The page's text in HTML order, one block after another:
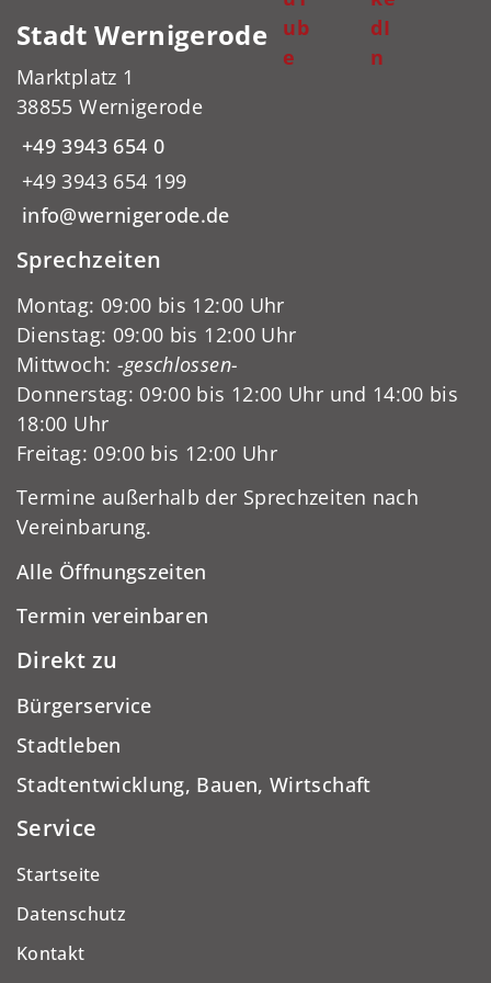
ub
e
dI
n
Stadt Wernigerode
Marktplatz 1
38855 Wernigerode
+49 3943 654 0
+49 3943 654 199
info@wernigerode.de
Sprechzeiten
Montag: 09:00 bis 12:00 Uhr
Dienstag: 09:00 bis 12:00 Uhr
Mittwoch: -geschlossen-
Donnerstag: 09:00 bis 12:00 Uhr und 14:00 bis
18:00 Uhr
Freitag: 09:00 bis 12:00 Uhr
Termine außerhalb der Sprechzeiten nach
Vereinbarung.
Alle Öffnungszeiten
Termin vereinbaren
Direkt zu
Bürgerservice
Stadtleben
Stadtentwicklung, Bauen, Wirtschaft
Service
Startseite
Datenschutz
Kontakt